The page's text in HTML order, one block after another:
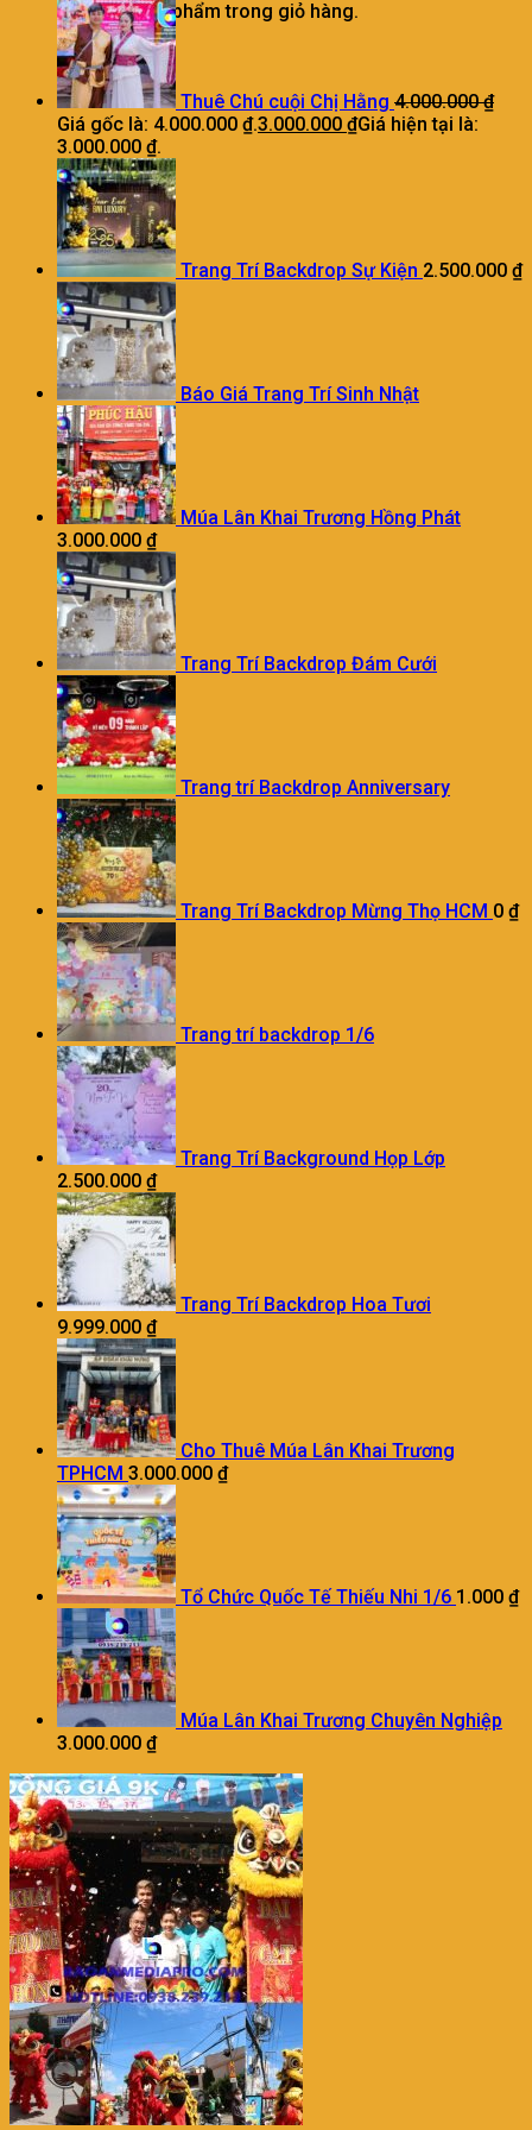
Chưa có sản phẩm trong giỏ hàng.
Thuê Chú cuội Chị Hằng 4.000.000₫
Giá gốc là: 4.000.000 ₫.3.000.000 ₫Giá hiện tại là:
3.000.000 ₫.
Trang Trí Backdrop Sự Kiện 2.500.000 ₫
Báo Giá Trang Trí Sinh Nhật
Múa Lân Khai Trương Hồng Phát
3.000.000 ₫
Trang Trí Backdrop Đám Cưới
Trang trí Backdrop Anniversary
Trang Trí Backdrop Mừng Thọ HCM 0 ₫
Trang trí backdrop 1/6
Trang Trí Background Họp Lớp
2.500.000 ₫
Trang Trí Backdrop Hoa Tươi
9.999.000 ₫
Cho Thuê Múa Lân Khai Trương
TPHCM 3.000.000 ₫
Tổ Chức Quốc Tế Thiếu Nhi 1/6 1.000 ₫
Múa Lân Khai Trương Chuyên Nghiệp
3.000.000 ₫